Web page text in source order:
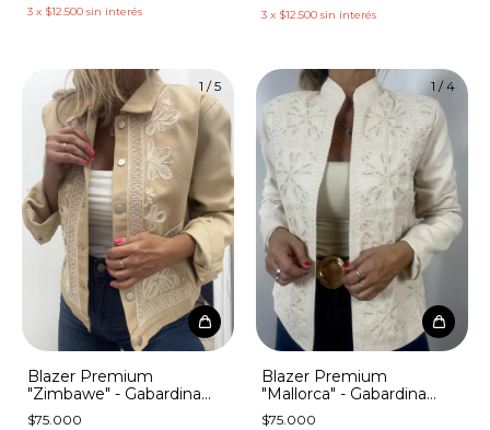
3 x $12.500 sin interés 3 x $12.500 sin interés
1 /5
Blazer Premium
"Zimbawe" - Gabardina
Hojas Bordadas
$75.000
1 /4
Blazer Premium
"Mallorca" - Gabardina
Bordado Flores y Costuras
$75.000